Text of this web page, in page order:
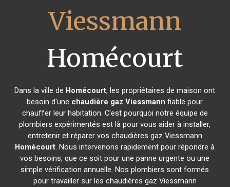
Viessmann
Homécourt
Dans la ville de Homécourt, les propriétaires de maison ont
besoin d'une chaudière gaz Viessmann fiable pour
chauffer leur habitation. C'est pourquoi notre équipe de
plombiers expérimentés est là pour vous aider à installer,
entretenir et réparer vos chaudières gaz Viessmann
Homécourt. Nous intervenons rapidement pour répondre à
vos besoins, que ce soit pour une panne urgente ou une
simple vérification annuelle. Nos plombiers sont formés
pour travailler sur les chaudières gaz Viessmann